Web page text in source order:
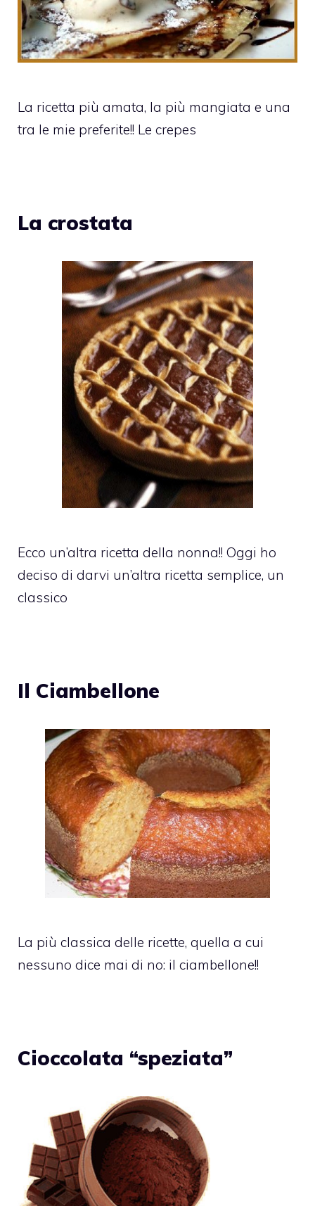
La ricetta più amata, la più mangiata e una
tra le mie preferite!! Le crepes
La crostata
Ecco un’altra ricetta della nonna!! Oggi ho
deciso di darvi un’altra ricetta semplice, un
classico
Il Ciambellone
La più classica delle ricette, quella a cui
nessuno dice mai di no: il ciambellone!!
Cioccolata “speziata”